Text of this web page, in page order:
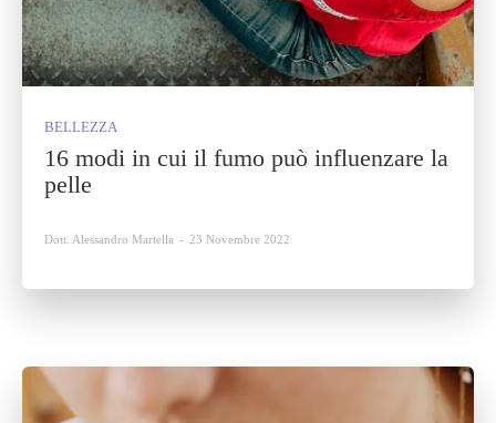
BELLEZZA
16 modi in cui il fumo può influenzare la
pelle
Dott. Alessandro Martella - 23 Novembre 2022